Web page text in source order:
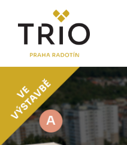
O PROJEKTU
Proč TRIO Radotín
FAQ sekce